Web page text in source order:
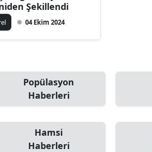
Şekillendi
04 Ekim 2024
Popülasyon
Haberleri
Hamsi
Haberleri